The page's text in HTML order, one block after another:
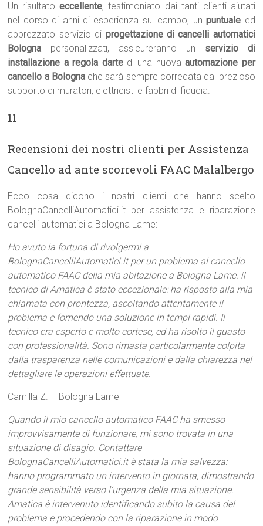
Un risultatoeccellente, testimoniato dai tanti clienti aiutati
nel corso di anni di esperienza sul campo, unpuntuale ed
apprezzato servizio di progettazione di cancelli automatici
Bologna personalizzati, assicureranno un servizio di
installazione a regola dartedi una nuovaautomazione per
cancello a Bologna che sarà sempre corredata dal prezioso
supporto di muratori, elettricisti e fabbri di fiducia.
11
Recensioni dei nostri clienti per Assistenza
Cancello ad ante scorrevoli FAAC Malalbergo
Ecco cosa dicono i nostri clienti che hanno scelto
BolognaCancelliAutomatici.it per assistenza e riparazione
cancelli automatici a Bologna Lame:
Ho avuto la fortuna di rivolgermi a
BolognaCancelliAutomatici.it per un problema al cancello
automatico FAAC della mia abitazione a Bologna Lame. il
tecnico di Amatica è stato eccezionale: ha risposto alla mia
chiamata con prontezza, ascoltando attentamente il
problema e fornendo una soluzione in tempi rapidi. Il
tecnico era esperto e molto cortese, ed ha risolto il guasto
con professionalità. Sono rimasta particolarmente colpita
dalla trasparenza nelle comunicazioni e dalla chiarezza nel
dettagliare le operazioni effettuate.
Camilla Z. – Bologna Lame
Quando il mio cancello automatico FAAC ha smesso
improvvisamente di funzionare, mi sono trovata in una
situazione di disagio. Contattare
BolognaCancelliAutomatici.it è stata la mia salvezza:
hanno programmato un intervento in giornata, dimostrando
grande sensibilità verso l’urgenza della mia situazione.
Amatica è intervenuto identificando subito la causa del
problema e procedendo con la riparazione in modo